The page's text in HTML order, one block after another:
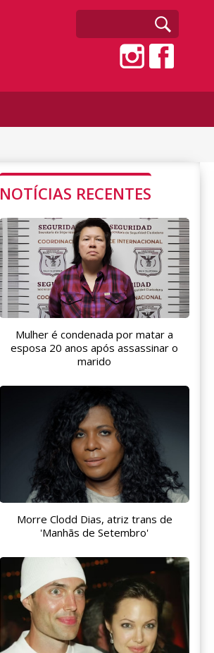
NOTÍCIAS RECENTES
Mulher é condenada por matar a
esposa 20 anos após assassinar o
marido
Morre Clodd Dias, atriz trans de
'Manhãs de Setembro'